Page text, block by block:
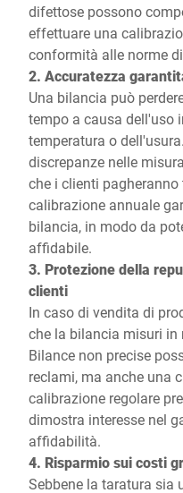
difettose possono
effettuare una
conformità alle norme
2. Accuratezza
Una bilancia può
tempo a causa dell'uso
temperatura o
discrepanze nelle
che i clienti
calibrazione annuale
bilancia, in modo da
affidabile.
3. Protezione della
clienti
In caso di vendita di
che la bilancia misuri in
Bilance non precise
reclami, ma anche una
calibrazione regolare
dimostra interesse nel
affidabilità.
4. Risparmio sui costi
Sebbene la taratura sia